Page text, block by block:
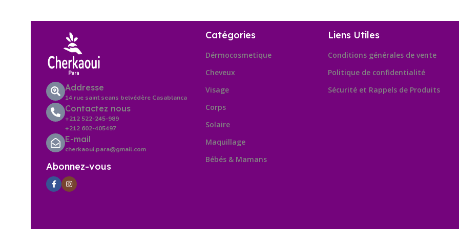
Addresse
14 rue saint seans belvédère Casablanca
Contactez nous
+212 522-245-989
+212 602-405497
E-mail
cherkaoui.para@gmail.com
Abonnez-vous
Catégories
Dérmocosmetique
Cheveux
Visage
Corps
Solaire
Maquillage
Bébés & Mamans
Liens Utiles
Conditions générales de vente
Politique de confidentialité
Sécurité et Rappels de Produits